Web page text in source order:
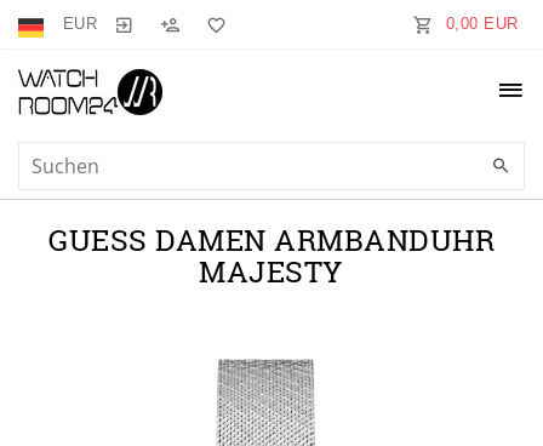
EUR 0,00 EUR
GUESS DAMEN ARMBANDUHR
MAJESTY